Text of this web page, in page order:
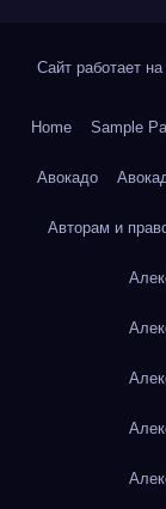
Сайт работает
Home Sample
Авокадо
Авторам и